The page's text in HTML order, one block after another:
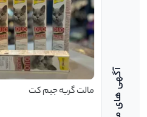
مالت گربه جیم کت